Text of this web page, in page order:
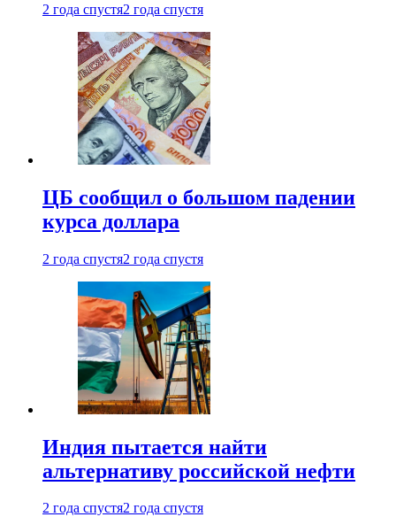
2 года спустя2 года спустя
ЦБ сообщил о большом падении
курса доллара
2 года спустя2 года спустя
Индия пытается найти
альтернативу российской нефти
2 года спустя2 года спустя